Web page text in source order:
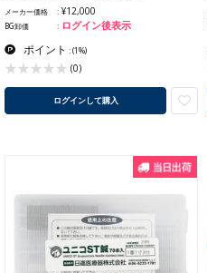
メーカー価格 ¥12,000
BG卸価 ログイン後表示
ポイント :(1%)
(0)
ログインして購入